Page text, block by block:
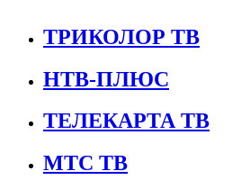
ТРИКОЛОР ТВ
НТВ-ПЛЮС
ТЕЛЕКАРТА ТВ
МТС ТВ